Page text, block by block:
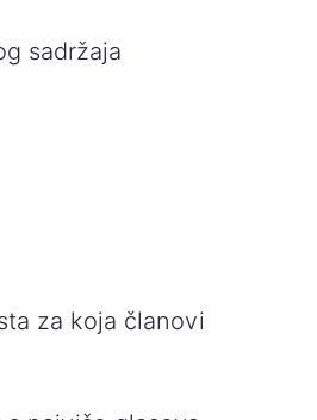
sadržaja
za koja članovi